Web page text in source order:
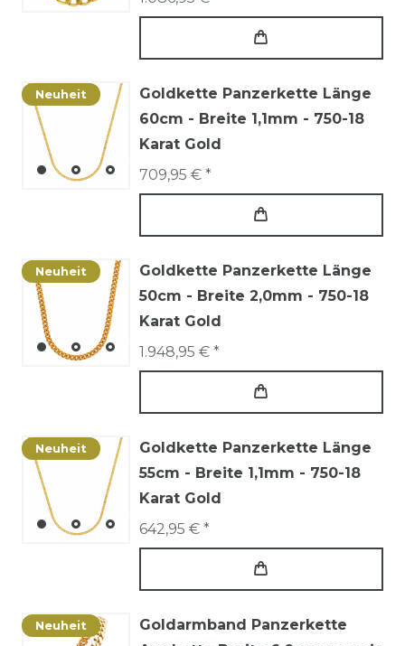
Neuheit
Goldkette Panzerkette Länge
60cm - Breite 1,1mm - 750-18
Karat Gold
709,95 € *
Neuheit
Goldkette Panzerkette Länge
50cm - Breite 2,0mm - 750-18
Karat Gold
1.948,95 € *
Neuheit
Goldkette Panzerkette Länge
55cm - Breite 1,1mm - 750-18
Karat Gold
642,95 € *
Neuheit
Goldarmband Panzerkette